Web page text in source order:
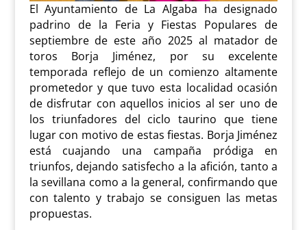
El Ayuntamiento de La Algaba ha designado
padrino de la Feria y Fiestas Populares de
septiembre de este año 2025 al matador de
toros Borja Jiménez, por su excelente
temporada reflejo de un comienzo altamente
prometedor y que tuvo esta localidad ocasión
de disfrutar con aquellos inicios al ser uno de
los triunfadores del ciclo taurino que tiene
lugar con motivo de estas fiestas. Borja Jiménez
está cuajando una campaña pródiga en
triunfos, dejando satisfecho a la afición, tanto a
la sevillana como a la general, confirmando que
con talento y trabajo se consiguen las metas
propuestas.